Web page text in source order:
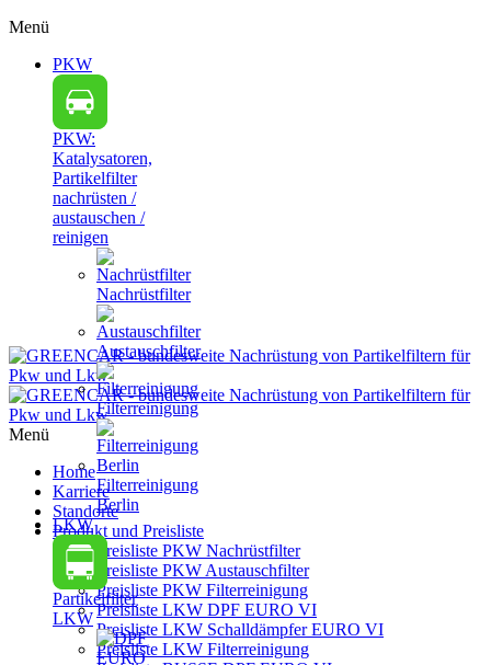
Menü
PKW
PKW:
Katalysatoren,
Partikelfilter
nachrüsten /
austauschen /
reinigen
Nachrüstfilter
Austauschfilter
Filterreinigung
Filterreinigung
Berlin
LKW
Partikelfilter
LKW
Menü
Home
Karriere
Standorte
Produkt und Preisliste
Preisliste PKW Nachrüstfilter
Preisliste PKW Austauschfilter
Preisliste PKW Filterreinigung
Preisliste LKW DPF EURO VI
Preisliste LKW Schalldämpfer EURO VI
Preisliste LKW Filterreinigung